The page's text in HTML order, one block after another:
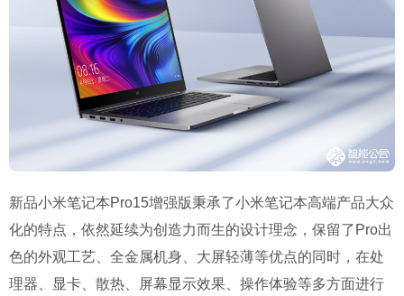
新品小米笔记本Pro15增强版秉承了小米笔记本高端产品大众
化的特点，依然延续为创造力而生的设计理念，保留了Pro出
色的外观工艺、全金属机身、大屏轻薄等优点的同时，在处
理器、显卡、散热、屏幕显示效果、操作体验等多方面进行